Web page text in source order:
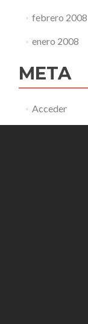
febrero 2008
enero 2008
META
Acceder